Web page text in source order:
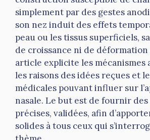
simplement par des gestes
son nez induit des effets
peau ou les tissus superficiels,
de croissance ni de
article explicite les mécanismes
les raisons des idées reçues et
médicales pouvant influer sur
nasale. Le but est de fournir des
précises, validées, afin
solides à tous ceux qui